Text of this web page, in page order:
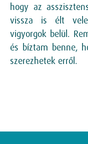
hogy az
vissza is élt
vigyorgok belül.
és bíztam benne,
szerezhetek erről.